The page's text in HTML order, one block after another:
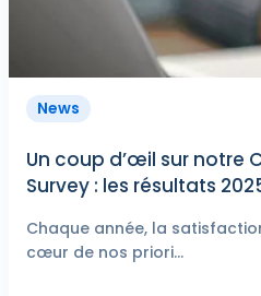
News
Un coup d’œil sur notre
Survey : les résultats
Chaque année, la
cœur de nos priori...